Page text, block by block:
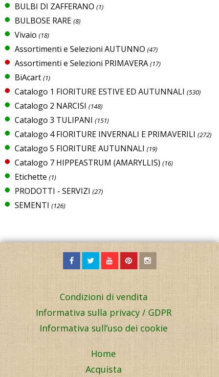
BULBI DI ZAFFERANO (1)
BULBOSE RARE (8)
Vivaio (18)
Assortimenti e Selezioni AUTUNNO (47)
Assortimenti e Selezioni PRIMAVERA (17)
BiAcart (1)
Catalogo 1 FIORITURE ESTIVE ED AUTUNNALI (530)
Catalogo 2 NARCISI (148)
Catalogo 3 TULIPANI (151)
Catalogo 4 FIORITURE INVERNALI E PRIMAVERILI (272)
Catalogo 5 FIORITURE AUTUNNALI (19)
Catalogo 7 HIPPEASTRUM (AMARYLLIS) (16)
Etichette (1)
PRODOTTI - SERVIZI (27)
SEMENTI (126)
Condizioni di vendita
Informativa sulla privacy / GDPR
Informativa sull’uso dei cookie
Home
Acquista